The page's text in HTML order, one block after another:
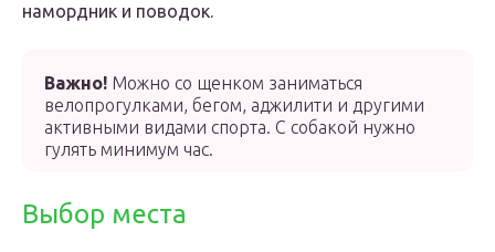
намордник и поводок.
Важно! Можно со щенком заниматься
велопрогулками, бегом, аджилити и другими
активными видами спорта. С собакой нужно
гулять минимум час.
Выбор места